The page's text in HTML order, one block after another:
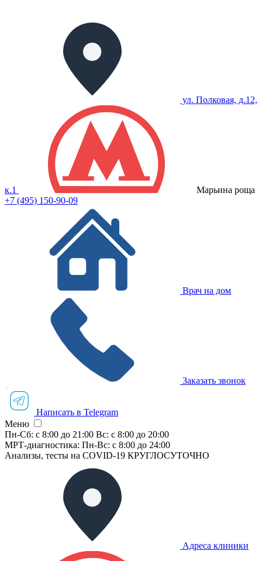
ул. Полковая, д.12,
к.1
Марьина роща
+7 (495) 150-90-09
Врач на дом
Заказать звонок
Написать в Telegram
Меню
Пн-Сб: с 8:00 до 21:00 Вс: с 8:00 до 20:00
МРТ-диагностика: Пн-Вс: с 8:00 до 24:00
Анализы, тесты на COVID-19 КРУГЛОСУТОЧНО
Адреса клиники